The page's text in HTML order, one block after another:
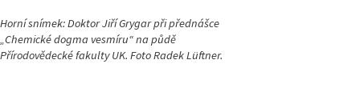
Horní snímek: Doktor Jiří Grygar při přednášce
„Chemické dogma vesmíru“ na půdě
Přírodovědecké fakulty UK. Foto Radek Lüftner.